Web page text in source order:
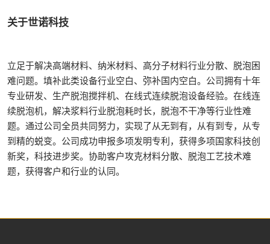
关于世诺科技
立足于解决高端材料、纳米材料、高分子材料行业分散、脱泡困
难问题。填补此类设备行业空白、弥补国内空白。公司拥有十年
专业研发、生产脱泡搅拌机、在线式连续脱泡设备经验。在线连
续脱泡机，解决浆料行业脱泡耗时长，脱泡不干净等行业性难
题。通过公司全员共同努力，实现了从无到有，从有到专，从专
到精的蜕变。公司成功申报多项发明专利，获得多项国家科技创
新奖，科技进步奖。协助客户攻克材料分散、脱泡工艺技术难
题，获得客户和行业的认同。